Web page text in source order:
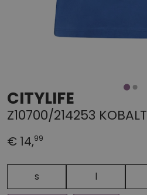
CITYLIFE
Z10700/214253 KOBALT
€ 14,99
Een paar stuks op voorraad
Bijna uitverkocht
s l